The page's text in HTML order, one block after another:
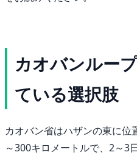
カオバンルー
ている選択肢
カオバン省はハザンの東に
～300キロメートルで、2～3